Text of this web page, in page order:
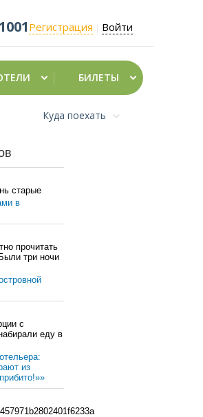
Регистрация Войти
БИЛЕТЫ
Куда поехать
старые
в
прочитать
три ночи
с
еду в
из